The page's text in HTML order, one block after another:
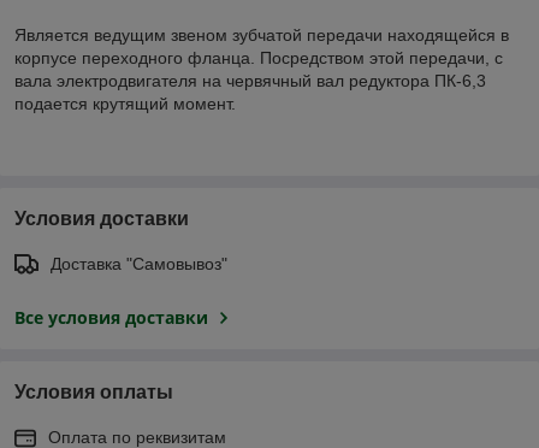
Является ведущим звеном зубчатой передачи находящейся в
корпусе переходного фланца. Посредством этой передачи, с
вала электродвигателя на червячный вал редуктора ПК-6,3
подается крутящий момент.
Условия доставки
Доставка "Самовывоз"
Все условия доставки
Условия оплаты
Оплата по реквизитам